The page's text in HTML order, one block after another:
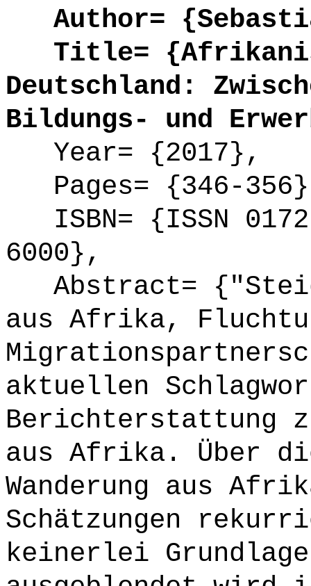
Author=
Title=
Deutschland:
Bildungs- und
Year= {2017},
Pages= {346-
ISBN= {ISSN
6000},
Abstract=
aus Afrika,
aktuellen
Berichterstattung
aus Afrika. Über
Wanderung aus
Schätzungen
keinerlei